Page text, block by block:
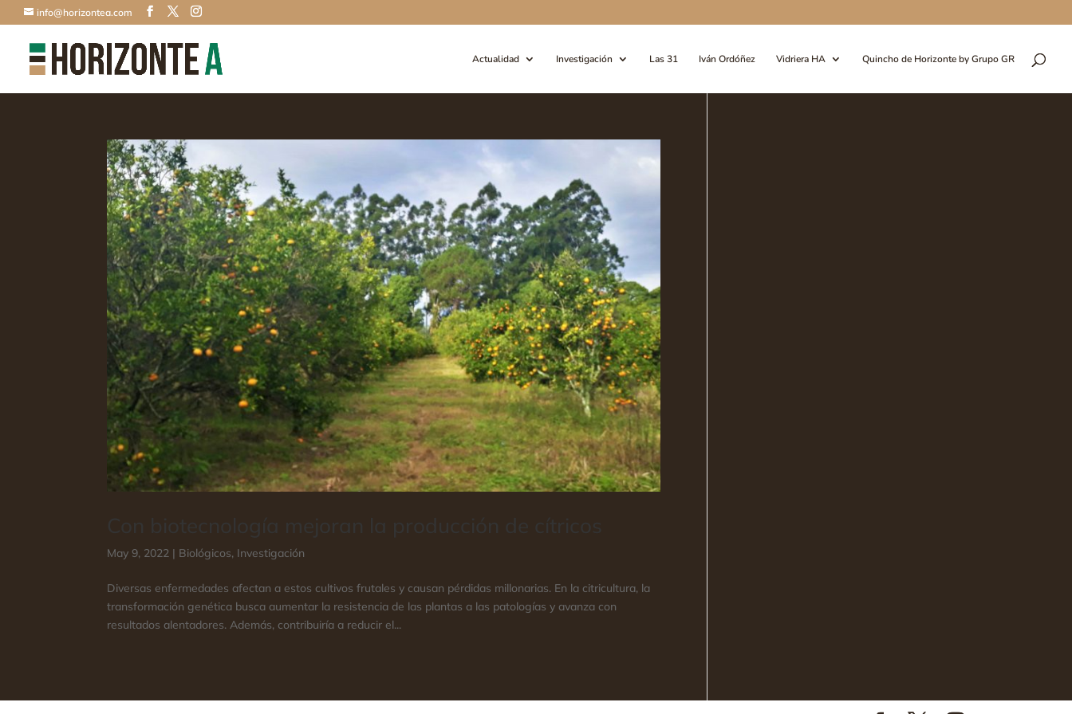
info@horizontea.com
Actualidad Investigación Las 31 Iván Ordóñez Vidriera HA Quincho de Horizonte by Grupo GR
May 9, 2022 | Biológicos, Investigación
Diversas enfermedades afectan a estos cultivos frutales y causan pérdidas millonarias. En la citricultura, la
transformación genética busca aumentar la resistencia de las plantas a las patologías y avanza con
resultados alentadores. Además, contribuiría a reducir el...